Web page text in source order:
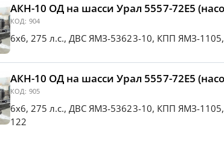
АКН-10 ОД на шасси Урал 5557-72Е5
КОД: 904
6х6, 275 л.с., ДВС ЯМЗ-53623-10, КПП ЯМЗ-
АКН-10 ОД на шасси Урал 5557-72Е5
КОД: 905
6х6, 275 л.с., ДВС ЯМЗ-53623-10, КПП ЯМЗ-1105,
122